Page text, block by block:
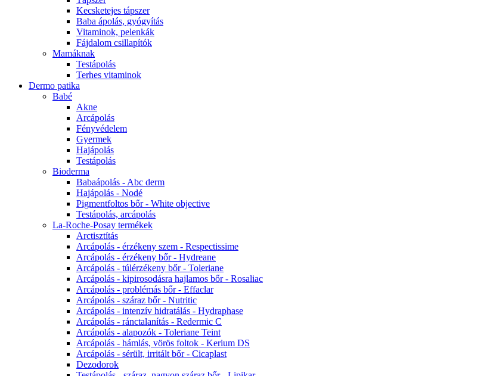
Kecsketejes tápszer
Baba ápolás, gyógyítás
Vitaminok, pelenkák
Fájdalom csillapítók
Mamáknak
Testápolás
Terhes vitaminok
Dermo patika
Babé
Akne
Arcápolás
Fényvédelem
Gyermek
Hajápolás
Testápolás
Bioderma
Babaápolás - Abc derm
Hajápolás - Nodé
Pigmentfoltos bőr - White objective
Testápolás, arcápolás
La-Roche-Posay termékek
Arctisztítás
Arcápolás - érzékeny szem - Respectissime
Arcápolás - érzékeny bőr - Hydreane
Arcápolás - túlérzékeny bőr - Toleriane
Arcápolás - kipirosodásra hajlamos bőr - Rosaliac
Arcápolás - problémás bőr - Effaclar
Arcápolás - száraz bőr - Nutritic
Arcápolás - intenzív hidratálás - Hydraphase
Arcápolás - ránctalanítás - Redermic C
Arcápolás - alapozók - Toleriane Teint
Arcápolás - hámlás, vörös foltok - Kerium DS
Arcápolás - sérült, irritált bőr - Cicaplast
Dezodorok